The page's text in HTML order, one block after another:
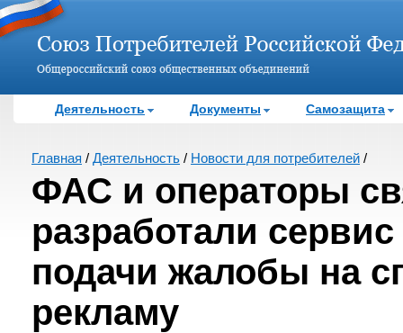
Деятельность Документы Самозащита
Главная / Деятельность / Новости для потребителей /
ФАС и операторы
разработали
подачи жалобы на
рекламу